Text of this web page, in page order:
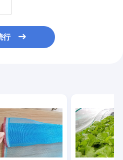
行